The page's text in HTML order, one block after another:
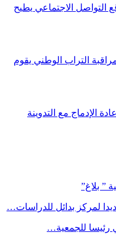
الاجتماعي يطيح
التراب الوطني يقوم
الإدماج مع التدوينة
” بلاغ”
لمركز بدائل للدراسات…
للجمعية…